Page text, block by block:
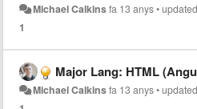
Michael Calkinsfa 13 anys•
1
Major Lang: HTML
Michael Calkinsfa 13 anys•